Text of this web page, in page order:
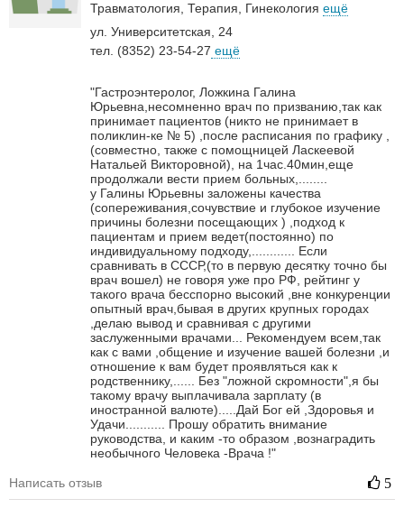
Травматология Терапия Гинекология ещё
ул. Университетская, 24
тел. (8352) 23-54-27 ещё
"Гастроэнтеролог, Ложкина Галина
Юрьевна,несомненно врач по призванию,так как
принимает пациентов (никто не принимает в
поликлин-ке № 5) ,после расписания по графику ,
(совместно, также с помощницей Ласкеевой
Натальей Викторовной), на 1час.40мин,еще
продолжали вести прием больных,........
у Галины Юрьевны заложены качества
(сопереживания,сочувствие и глубокое изучение
причины болезни посещающих ) ,подход к
пациентам и прием ведет(постоянно) по
индивидуальному подходу,............ Если
сравнивать в СССР,(то в первую десятку точно бы
врач вошел) не говоря уже про РФ, рейтинг у
такого врача бесспорно высокий ,вне конкуренции
опытный врач,бывая в других крупных городах
,делаю вывод и сравнивая с другими
заслуженными врачами... Рекомендуем всем,так
как с вами ,общение и изучение вашей болезни ,и
отношение к вам будет проявляться как к
родственнику,...... Без "ложной скромности",я бы
такому врачу выплачивала зарплату (в
иностранной валюте).....Дай Бог ей ,Здоровья и
Удачи........... Прошу обратить внимание
руководства, и каким -то образом ,вознаградить
необычного Человека -Врача !"
Написать отзыв 5